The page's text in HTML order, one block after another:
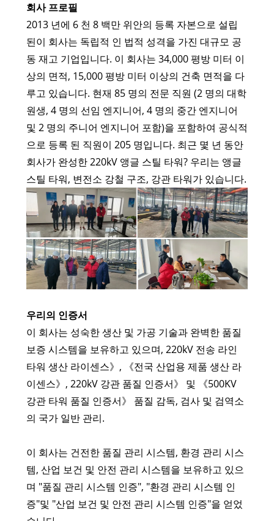
회사 프로필
2013 년에 6 천 8 백만 위안의 등록 자본으로 설립
된이 회사는 독립적 인 법적 성격을 가진 대규모 공
동 재고 기업입니다. 이 회사는 34,000 평방 미터 이
상의 면적, 15,000 평방 미터 이상의 건축 면적을 다
루고 있습니다. 현재 85 명의 전문 직원 (2 명의 대학
원생, 4 명의 선임 엔지니어, 4 명의 중간 엔지니어
및 2 명의 주니어 엔지니어 포함)을 포함하여 공식적
으로 등록 된 직원이 205 명입니다. 최근 몇 년 동안
회사가 완성한 220kV 앵글 스틸 타워? 우리는 앵글
스틸 타워, 변전소 강철 구조, 강관 타워가 있습니다.
우리의 인증서
이 회사는 성숙한 생산 및 가공 기술과 완벽한 품질
보증 시스템을 보유하고 있으며, 220kV 전송 라인
타워 생산 라이센스》, 《전국 산업용 제품 생산 라
이센스》, 220kV 강관 품질 인증서》 및 《500KV
강관 타워 품질 인증서》 품질 감독, 검사 및 검역소
의 국가 일반 관리.
이 회사는 건전한 품질 관리 시스템, 환경 관리 시스
템, 산업 보건 및 안전 관리 시스템을 보유하고 있으
며 "품질 관리 시스템 인증", "환경 관리 시스템 인
증"및 "산업 보건 및 안전 관리 시스템 인증"을 얻었